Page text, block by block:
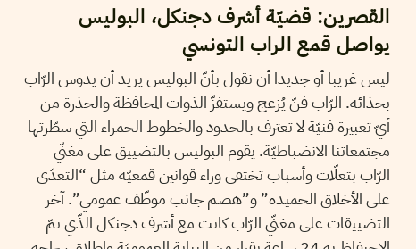
القصرين: قضيّة أشرف دجنكل، البوليس
يواصل قمع الراب التونسي
ليس غريبا أو جديدا أن نقول بأنّ البوليس يريد أن يدوس الرّاب
بحذائه. الرّاب فنّ يُزعج ويستفزّ الذوات المحافظة والحذرة من
أيّ تعبيرة فنيّة لا تعترف بالحدود والخطوط الحمراء التي سطّرتها
مجتمعاتنا الانضباطيّة. يقوم البوليس بالتضييق على مغنّي
الرّاب بتعلّات وأسباب تختفي وراء قوانين قمعيّة مثل “التعدّي
على الأخلاق الحميدة” و”هضم جانب موظّف عمومي”. آخر
التضييقات على مغنّي الرّاب كانت مع أشرف دجنكل الذّي تمّ